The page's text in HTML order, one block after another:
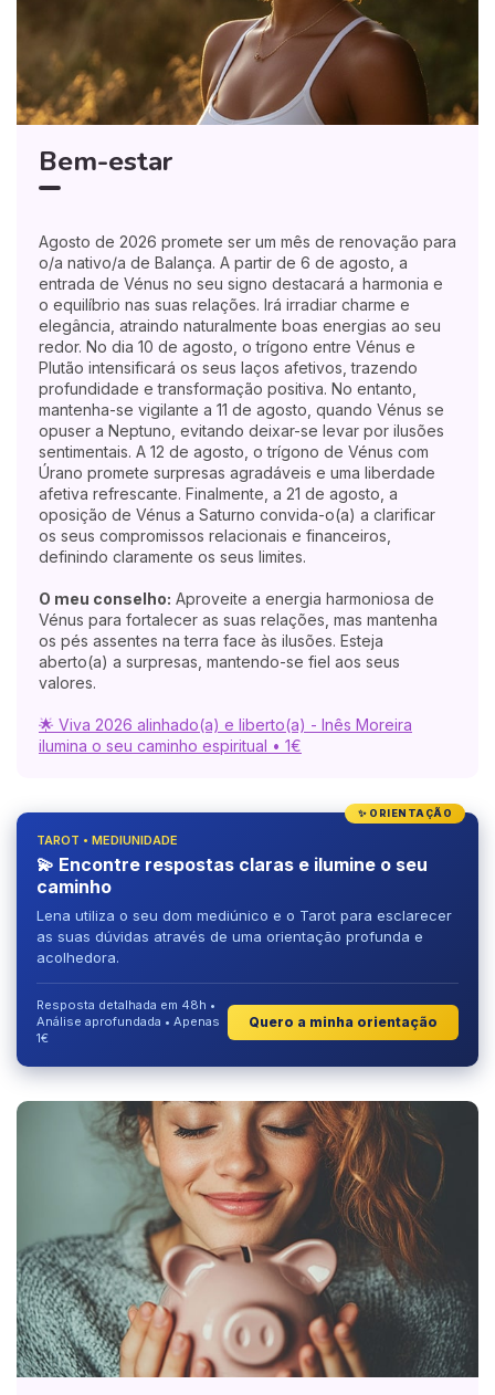
Bem-estar
Agosto de 2026 promete ser um mês de renovação para
o/a nativo/a de Balança. A partir de 6 de agosto, a
entrada de Vénus no seu signo destacará a harmonia e
o equilíbrio nas suas relações. Irá irradiar charme e
elegância, atraindo naturalmente boas energias ao seu
redor. No dia 10 de agosto, o trígono entre Vénus e
Plutão intensificará os seus laços afetivos, trazendo
profundidade e transformação positiva. No entanto,
mantenha-se vigilante a 11 de agosto, quando Vénus se
opuser a Neptuno, evitando deixar-se levar por ilusões
sentimentais. A 12 de agosto, o trígono de Vénus com
Úrano promete surpresas agradáveis e uma liberdade
afetiva refrescante. Finalmente, a 21 de agosto, a
oposição de Vénus a Saturno convida-o(a) a clarificar
os seus compromissos relacionais e financeiros,
definindo claramente os seus limites.
O meu conselho: Aproveite a energia harmoniosa de
Vénus para fortalecer as suas relações, mas mantenha
os pés assentes na terra face às ilusões. Esteja
aberto(a) a surpresas, mantendo-se fiel aos seus
valores.
🌟 Viva 2026 alinhado(a) e liberto(a) - Inês Moreira
ilumina o seu caminho espiritual • 1€
✨ ORIENTAÇÃO
TAROT • MEDIUNIDADE
💫 Encontre respostas claras e ilumine o seu
caminho
Lena utiliza o seu dom mediúnico e o Tarot para esclarecer
as suas dúvidas através de uma orientação profunda e
acolhedora.
Resposta detalhada em 48h •
Análise aprofundada • Apenas
1€
Quero a minha orientação